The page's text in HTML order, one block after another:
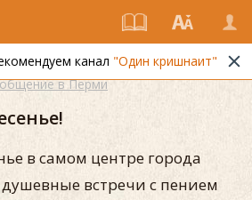
канал"Один кришнаит"
в Перми
в самом центре города
встречи с пением